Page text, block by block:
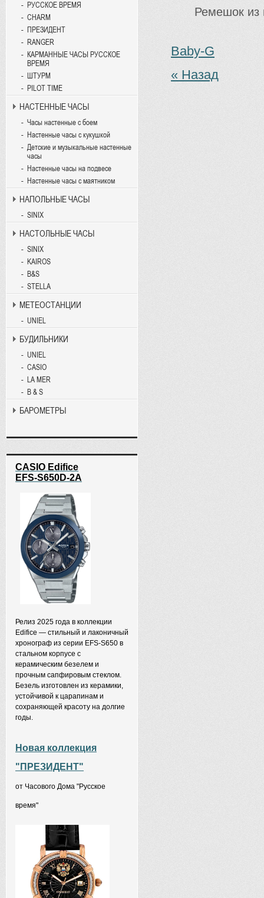
Ремешок из
Baby-G
« Назад
РУССКОЕ ВРЕМЯ
CHARM
ПРЕЗИДЕНТ
RANGER
КАРМАННЫЕ ЧАСЫ РУССКОЕ
ВРЕМЯ
ШТУРМ
PILOT TIME
НАСТЕННЫЕ ЧАСЫ
Часы настенные с боем
Настенные часы с кукушкой
Детские и музыкальные настенные
часы
Настенные часы на подвесе
Настенные часы с маятником
НАПОЛЬНЫЕ ЧАСЫ
SINIX
НАСТОЛЬНЫЕ ЧАСЫ
SINIX
KAIROS
B&S
STELLA
МЕТЕОСТАНЦИИ
UNIEL
БУДИЛЬНИКИ
UNIEL
CASIO
LA MER
B & S
БАРОМЕТРЫ
CASIO Edifice
EFS-S650D-2A
Релиз 2025 года в коллекции
Edifice — стильный и лаконичный
хронограф из серии EFS-S650 в
стальном корпусе с
керамическим безелем и
прочным сапфировым стеклом.
Безель изготовлен из керамики,
устойчивой к царапинам и
сохраняющей красоту на долгие
годы.
Новая коллекция
"ПРЕЗИДЕНТ"
от Часового Дома "Русское
время"